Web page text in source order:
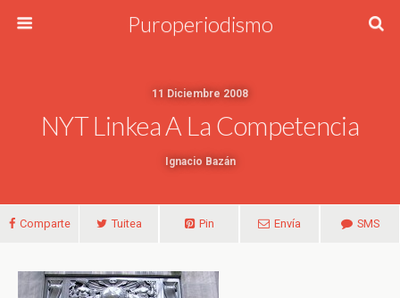
Puroperiodismo
11 Diciembre 2008
NYT Linkea A La Competencia
Ignacio Bazán
Comparte Tuitea Pin Envía SMS